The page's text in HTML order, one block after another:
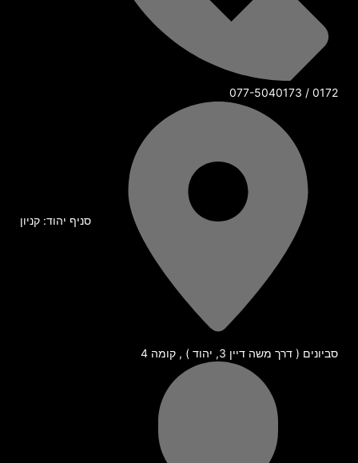
0172 / 077-5040173
סניף יהוד: קניון
סביונים ( דרך משה דיין 3, יהוד ) , קומה 4